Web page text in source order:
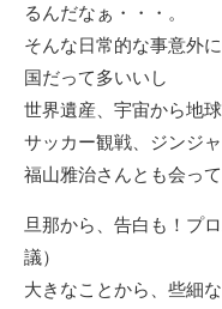
るんだなぁ・・・。
そんな日常的な事意外
国だって多いいし
世界遺産、宇宙から地
サッカー観戦、ジンジ
福山雅治さんとも会っ
旦那から、告白も！プ
議）
大きなことから、些細